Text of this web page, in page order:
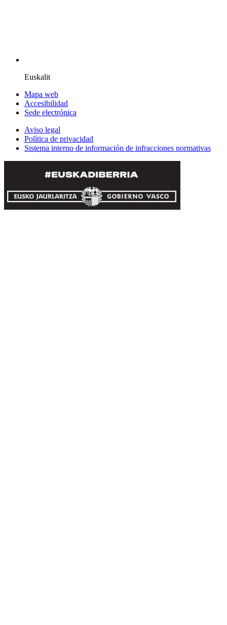
Euskalit
Mapa web
Accesibilidad
Sede electrónica
Aviso legal
Política de privacidad
Sistema interno de información de infracciones normativas